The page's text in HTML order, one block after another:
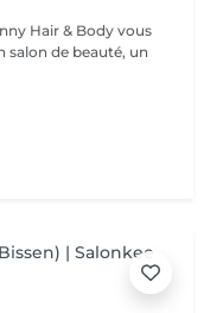
salon de beauté, un